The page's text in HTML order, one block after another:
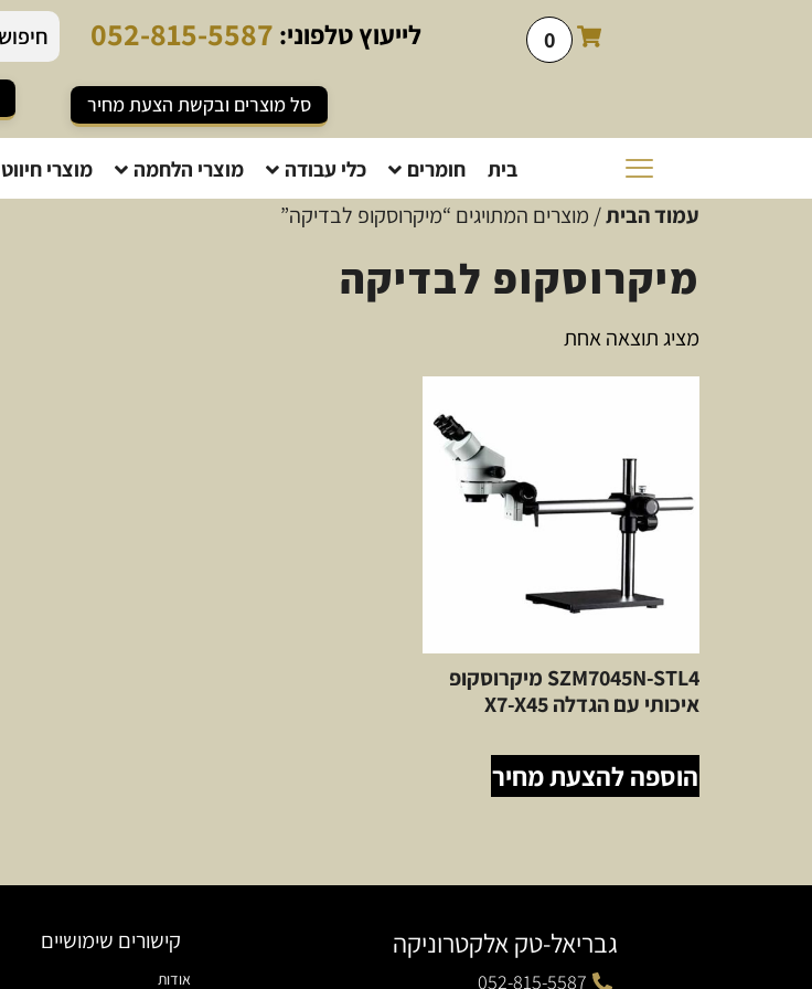
0 לייעוץטלפוני: 052-815-5587
סל מוצרים ובקשת הצעת מחיר
בית חומרים כלי עבודה מוצרי הלחמה מוצרי חיווט
עמוד הבית/ מוצרים המתויגים “מיקרוסקופ לבדיקה”
מיקרוסקופ לבדיקה
מציג תוצאה אחת
SZM7045N-STL4 מיקרוסקופ
איכותי עם הגדלה X7-X45
הוספה להצעת מחיר
גבריאל-טק אלקטרוניקה
052-815-5587
קישורים שימושיים
אודות